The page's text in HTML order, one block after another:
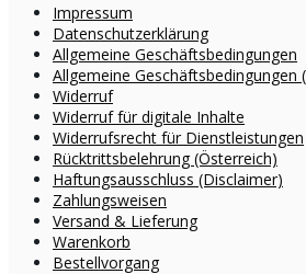
Impressum
Datenschutzerklärung
Allgemeine Geschäftsbedingungen
Allgemeine Geschäftsbedingungen
Widerruf
Widerruf für digitale Inhalte
Widerrufsrecht für Dienstleistungen
Rücktrittsbelehrung (Österreich)
Haftungsausschluss (Disclaimer)
Zahlungsweisen
Versand & Lieferung
Warenkorb
Bestellvorgang